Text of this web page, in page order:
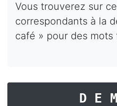
Vous trouverez sur
correspondants à la
café » pour des mots